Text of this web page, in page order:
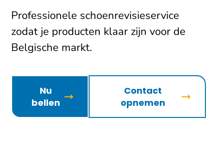
Professionele schoenrevisieservice
zodat je producten klaar zijn voor de
Belgische markt.
Nu
bellen
Contact
opnemen